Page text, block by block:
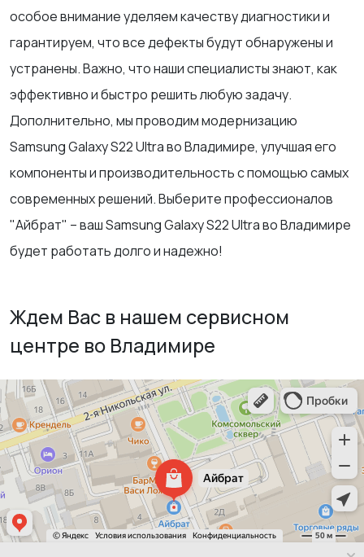
особое внимание уделяем качеству диагностики и
гарантируем, что все дефекты будут обнаружены и
устранены. Важно, что наши специалисты знают, как
эффективно и быстро решить любую задачу.
Дополнительно, мы проводим модернизацию
Samsung Galaxy S22 Ultra во Владимире, улучшая его
компоненты и производительность с помощью самых
современных решений. Выберите профессионалов
"Айбрат" – ваш Samsung Galaxy S22 Ultra во Владимире
будет работать долго и надежно!
Ждем Вас в нашем сервисном
центре во Владимире